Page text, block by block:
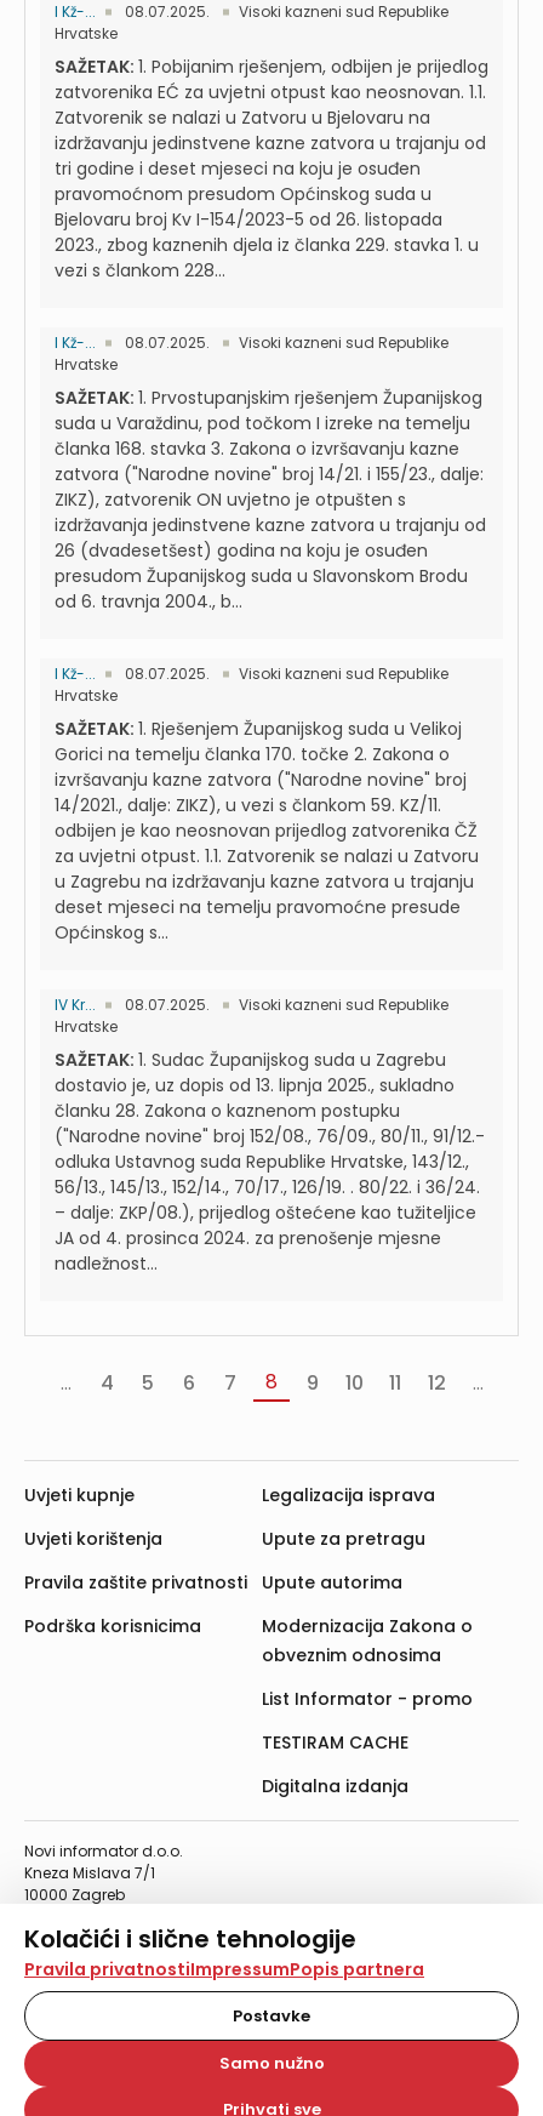
Kolačići i slične tehnologije
Na našoj web stranici koristimo kolačiće i slične
tehnologije za pohranu, čitanje i obradu informacija na
vašem uređaju. Time poboljšavamo korisničko iskustvo,
analiziramo promet na stranici te prikazujemo sadržaje i
oglase koji vas zanimaju. Korisnički profili mogu se kreirati
na više web stranica i uređaja u tu svrhu. Naši partneri
također koriste ove tehnologije.
Pravila privatnostiImpressumPopis partnera
Postavke
Samo nužno
Prihvati sve
I Kž-... 08.07.2025.
Visoki kazneni sud Republike
Hrvatske
SAŽETAK: 1. Pobijanim rješenjem, odbijen je prijedlog
zatvorenika EĆ za uvjetni otpust kao neosnovan. 1.1.
Zatvorenik se nalazi u Zatvoru u Bjelovaru na
izdržavanju jedinstvene kazne zatvora u trajanju od
tri godine i deset mjeseci na koju je osuđen
pravomoćnom presudom Općinskog suda u
Bjelovaru broj Kv I-154/2023-5 od 26. listopada
2023., zbog kaznenih djela iz članka 229. stavka 1. u
vezi s člankom 228...
I Kž-... 08.07.2025.
Visoki kazneni sud Republike
Hrvatske
SAŽETAK: 1. Prvostupanjskim rješenjem Županijskog
suda u Varaždinu, pod točkom I izreke na temelju
članka 168. stavka 3. Zakona o izvršavanju kazne
zatvora ("Narodne novine" broj 14/21. i 155/23., dalje:
ZIKZ), zatvorenik ON uvjetno je otpušten s
izdržavanja jedinstvene kazne zatvora u trajanju od
26 (dvadesetšest) godina na koju je osuđen
presudom Županijskog suda u Slavonskom Brodu
od 6. travnja 2004., b...
I Kž-... 08.07.2025.
Visoki kazneni sud Republike
Hrvatske
SAŽETAK: 1. Rješenjem Županijskog suda u Velikoj
Gorici na temelju članka 170. točke 2. Zakona o
izvršavanju kazne zatvora ("Narodne novine" broj
14/2021., dalje: ZIKZ), u vezi s člankom 59. KZ/11.
odbijen je kao neosnovan prijedlog zatvorenika ČŽ
za uvjetni otpust. 1.1. Zatvorenik se nalazi u Zatvoru
u Zagrebu na izdržavanju kazne zatvora u trajanju
deset mjeseci na temelju pravomoćne presude
Općinskog s...
IV Kr... 08.07.2025.
Visoki kazneni sud Republike
Hrvatske
SAŽETAK: 1. Sudac Županijskog suda u Zagrebu
dostavio je, uz dopis od 13. lipnja 2025., sukladno
članku 28. Zakona o kaznenom postupku
("Narodne novine" broj 152/08., 76/09., 80/11., 91/12.-
odluka Ustavnog suda Republike Hrvatske, 143/12.,
56/13., 145/13., 152/14., 70/17., 126/19. . 80/22. i 36/24.
– dalje: ZKP/08.), prijedlog oštećene kao tužiteljice
JA od 4. prosinca 2024. za prenošenje mjesne
nadležnost...
... 4 5 6 7 8 9 10 11 12 ...
Novi informator d.o.o.
Kneza Mislava 7/1
10000 Zagreb
Telefaks: 01/4612-553
info@informator.hr
PRATITE NAS:
Uvjeti kupnje
Uvjeti korištenja
Pravila zaštite privatnosti
Podrška korisnicima
Legalizacija isprava
Upute za pretragu
Upute autorima
Modernizacija Zakona o
obveznim odnosima
List Informator - promo
TESTIRAM CACHE
Digitalna izdanja
© 2026. Novi informator d.o.o. Sva prava zadržana.